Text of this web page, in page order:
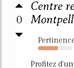
0
Centre
57%
Profitez